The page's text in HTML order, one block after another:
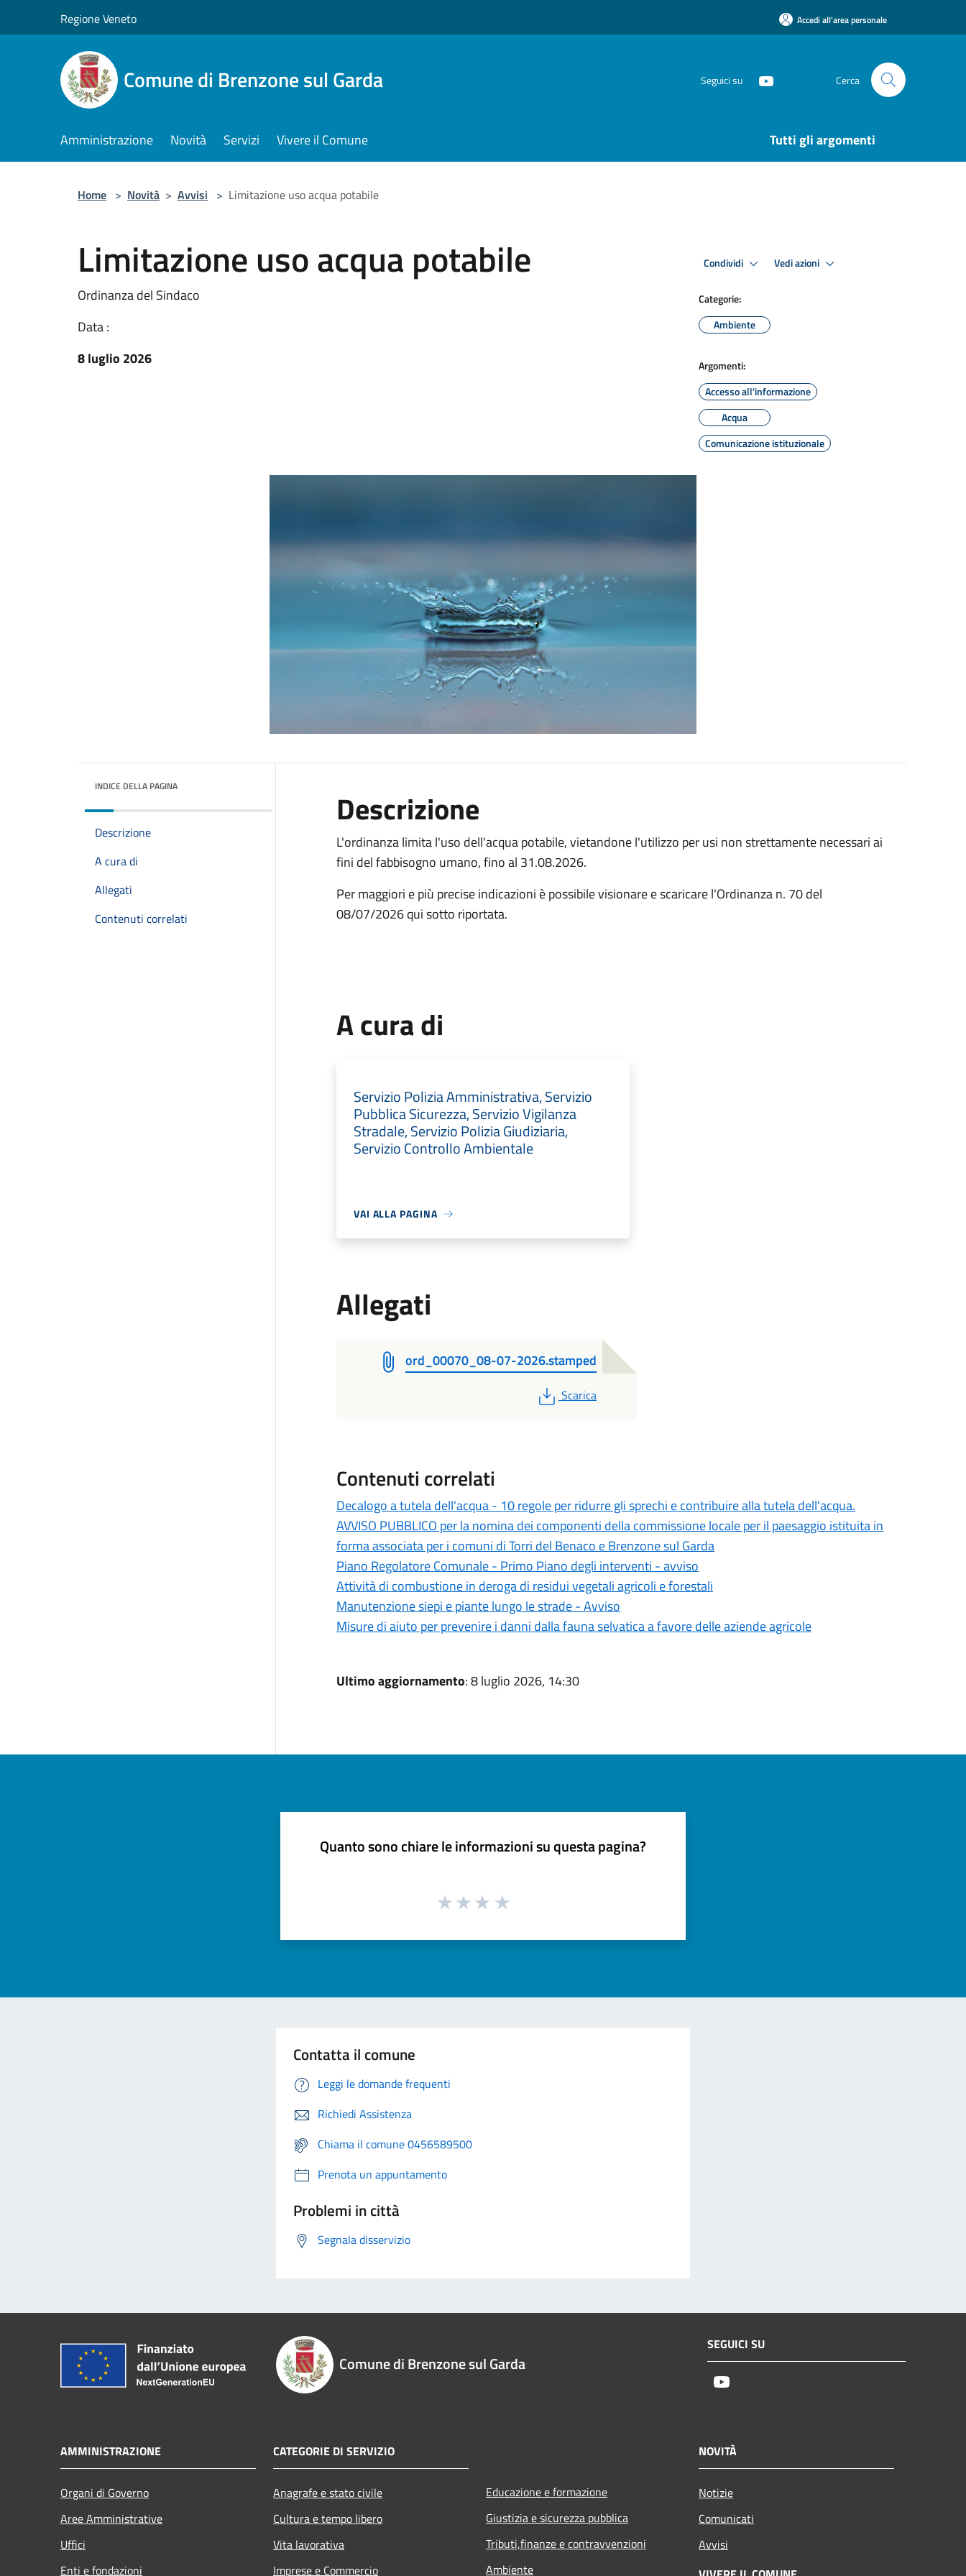
Regione Veneto Accedi all'area personale
Comune di Brenzone sul Garda Seguici su Cerca
Amministrazione Novità Servizi Vivere il Comune Tutti gli argomenti
Home > Novità > Avvisi > Limitazione uso acqua potabile
Limitazione uso acqua potabile
Ordinanza del Sindaco
Data :
8 luglio 2026
Condividi Vedi azioni
Categorie:
Ambiente
Argomenti:
Accesso all'informazione
Acqua
Comunicazione istituzionale
INDICE DELLA PAGINA
Descrizione
A cura di
Allegati
Contenuti correlati
Descrizione
L'ordinanza limita l'uso dell'acqua potabile, vietandone l'utilizzo per usi non strettamente necessari ai
fini del fabbisogno umano, fino al 31.08.2026.
Per maggiori e più precise indicazioni è possibile visionare e scaricare l'Ordinanza n. 70 del
08/07/2026 qui sotto riportata.
A cura di
Servizio Polizia Amministrativa, Servizio
Pubblica Sicurezza, Servizio Vigilanza
Stradale, Servizio Polizia Giudiziaria,
Servizio Controllo Ambientale
VAI ALLA PAGINA
Allegati
ord_00070_08-07-2026.stamped
PDF
Scarica
Contenuti correlati
Decalogo a tutela dell'acqua - 10 regole per ridurre gli sprechi e contribuire alla tutela dell'acqua.
AVVISO PUBBLICO per la nomina dei componenti della commissione locale per il paesaggio istituita in
forma associata per i comuni di Torri del Benaco e Brenzone sul Garda
Piano Regolatore Comunale - Primo Piano degli interventi - avviso
Attività di combustione in deroga di residui vegetali agricoli e forestali
Manutenzione siepi e piante lungo le strade - Avviso
Misure di aiuto per prevenire i danni dalla fauna selvatica a favore delle aziende agricole
Ultimo aggiornamento: 8 luglio 2026, 14:30
Quanto sono chiare le informazioni su questa pagina?
Contatta il comune
Leggi le domande frequenti
Richiedi Assistenza
Chiama il comune 0456589500
Prenota un appuntamento
Problemi in città
Segnala disservizio
Comune di Brenzone sul Garda
SEGUICI SU
AMMINISTRAZIONE
Organi di Governo
Aree Amministrative
Uffici
Enti e fondazioni
CATEGORIE DI SERVIZIO
Anagrafe e stato civile
Cultura e tempo libero
Vita lavorativa
Imprese e Commercio
Educazione e formazione
Giustizia e sicurezza pubblica
Tributi,finanze e contravvenzioni
Ambiente
NOVITÀ
Notizie
Comunicati
Avvisi